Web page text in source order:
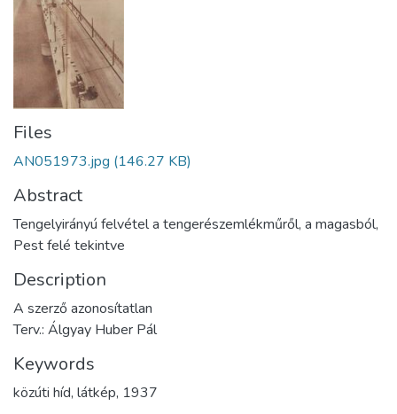
Files
AN051973.jpg (146.27 KB)
Abstract
Tengelyirányú felvétel a tengerészemlékműről, a magasból,
Pest felé tekintve
Description
A szerző azonosítatlan
Terv.: Álgyay Huber Pál
Keywords
közúti híd, látkép, 1937